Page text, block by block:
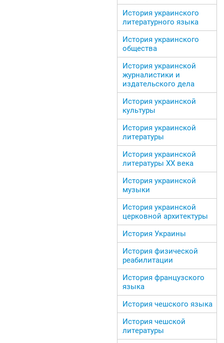
История украинского
литературного языка
История украинского
общества
История украинской
журналистики и
издательского дела
История украинской
культуры
История украинской
литературы
История украинской
литературы ХХ века
История украинской
музыки
История украинской
церковной архитектуры
История Украины
История физической
реабилитации
История французского
языка
История чешского языка
История чешской
литературы